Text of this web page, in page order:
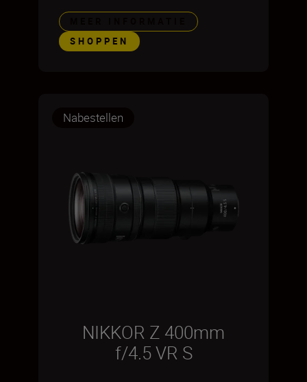
SHOPPEN
Nabestellen
NIKKOR Z 400mm
f/4.5 VR S